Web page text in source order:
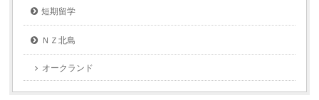
短期留学
ＮＺ北島
オークランド